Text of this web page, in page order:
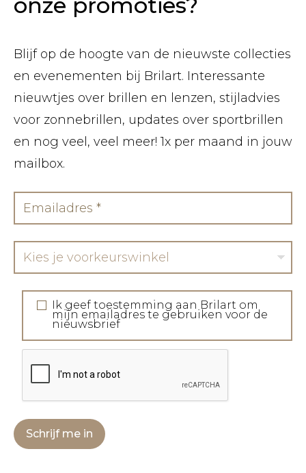
Blijf op de hoogte van de nieuwste collecties
en evenementen bij Brilart. Interessante
nieuwtjes over brillen en lenzen, stijladvies
voor zonnebrillen, updates over sportbrillen
en nog veel, veel meer! 1x per maand in jouw
mailbox.
Kies je voorkeurswinkel
Ik geef toestemming aan Brilart om
mijn emailadres te gebruiken voor de
nieuwsbrief
Schrijf me in